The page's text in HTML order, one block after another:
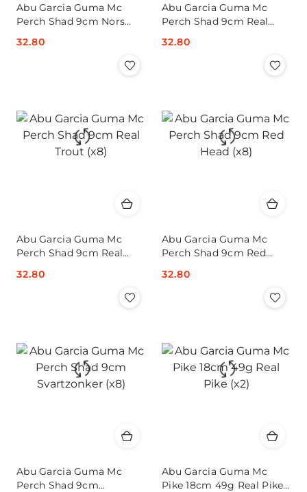
Abu Garcia Guma Mc
Perch Shad 9cm Nors
Cena:
32.80
Abu Garcia Guma Mc
Perch Shad 9cm Real
Cena:
32.80
Abu Garcia Guma Mc
Perch Shad 9cm Real
Cena:
32.80
Abu Garcia Guma Mc
Perch Shad 9cm Red
Cena:
32.80
Abu Garcia Guma Mc
Perch Shad 9cm
Abu Garcia Guma Mc
Pike 18cm 49g Real Pike